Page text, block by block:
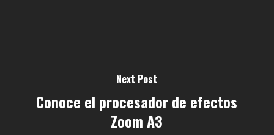
Next Post
Conoce el procesador de efectos
Zoom A3